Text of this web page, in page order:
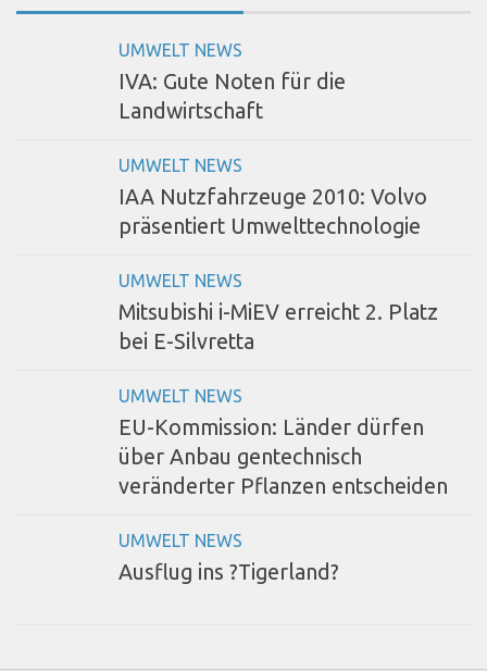
UMWELT NEWS
IVA: Gute Noten für die
Landwirtschaft
UMWELT NEWS
IAA Nutzfahrzeuge 2010: Volvo
präsentiert Umwelttechnologie
UMWELT NEWS
Mitsubishi i-MiEV erreicht 2. Platz
bei E-Silvretta
UMWELT NEWS
EU-Kommission: Länder dürfen
über Anbau gentechnisch
veränderter Pflanzen entscheiden
UMWELT NEWS
Ausflug ins ?Tigerland?